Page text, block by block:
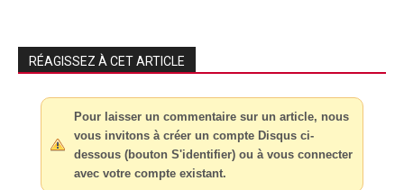
RÉAGISSEZ À CET ARTICLE
Pour laisser un commentaire sur un article, nous
vous invitons à créer un compte Disqus ci-
dessous (bouton S'identifier) ou à vous connecter
avec votre compte existant.